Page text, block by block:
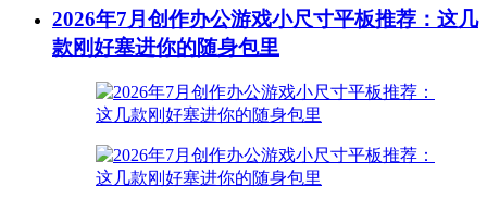
2026年7月创作办公游戏小尺寸平板推荐：这几
款刚好塞进你的随身包里